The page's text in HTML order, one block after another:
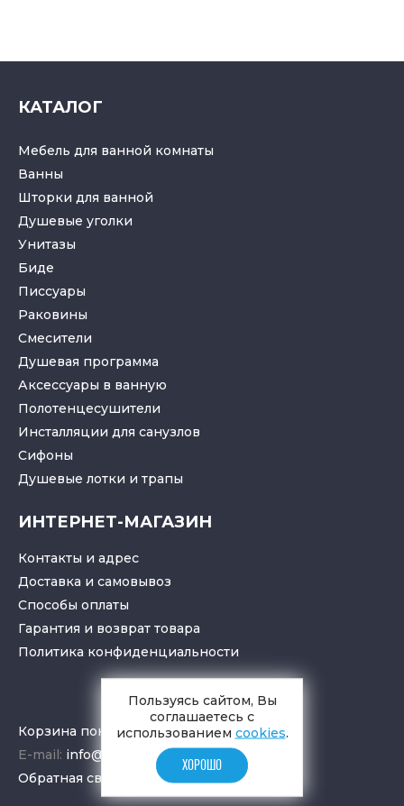
КАТАЛОГ
Мебель для ванной комнаты
Ванны
Шторки для ванной
Душевые уголки
Унитазы
Биде
Писсуары
Раковины
Смесители
Душевая программа
Аксессуары в ванную
Полотенцесушители
Инсталляции для санузлов
Cифоны
Душевые лотки и трапы
ИНТЕРНЕТ-МАГАЗИН
Контакты и адрес
Доставка и самовывоз
Способы оплаты
Гарантия и возврат товара
Политика конфиденциальности
Корзина покупок
E-mail: info@aquamir.ru
Обратная связь
Пользуясь сайтом, Вы
соглашаетесь с
использованием cookies.
ХОРОШО